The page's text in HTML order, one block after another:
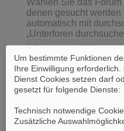
Wählen Sie das
denen gesucht
automatisch mit
„Unterforen
Um bestimmte Funktionen
Ihre Einwilligung
Dienst Cookies setzen darf
gesetzt für folgende Dienste:
Technisch notwendige
Zusätzliche